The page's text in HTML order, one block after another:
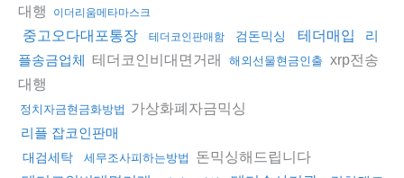
대행
이더리움메타마스크
중고오다대포통장 테더코인판매함 검돈믹싱 테더매입
리
플송금업체 테더코인비대면거래 해외선물현금인출 xrp전송
대행
정치자금현금화방법 가상화폐자금믹싱
리플 잡코인판매
대검세탁 세무조사피하는방법 돈믹싱해드립니다